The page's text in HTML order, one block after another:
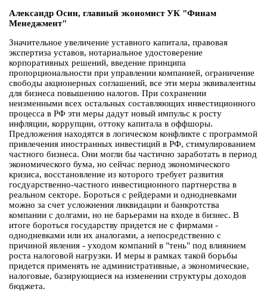
Александр Осин, главный экономист УК "Финам
Менеджмент"
Значительное увеличение уставного капитала, правовая
экспертиза уставов, нотариальное удостоверение
корпоративных решений, введение принципа
пропорциональности при управлении компанией, ограничение
свободы акционерных соглашений, все эти меры эквивалентны
для бизнеса повышению налогов. При сохранении
неизменными всех остальных составляющих инвестиционного
процесса в РФ эти меры дадут новый импульс к росту
инфляции, коррупции, оттоку капитала в оффшоры.
Предложения находятся в логическом конфликте с программой
привлечения иностранных инвестиций в РФ, стимулированием
частного бизнеса. Они могли бы частично заработать в период
экономического бума, но сейчас период экономического
кризиса, восстановление из которого требует развития
госдуарственно-частного инвестиционного партнерства в
реальном секторе. Бороться с рейдерами и однодневками
можно за счет усложнения ликвидации и банкротства
компании с долгами, но не барьерами на входе в бизнес. В
итоге бороться государству придется не с фирмами -
однодневками или их аналогами, а непосредственно с
причиной явления - уходом компаний в "тень" под влиянием
роста налоговой нагрузки. И меры в рамках такой борьбы
придется применять не административные, а экономические,
налоговые, базирующиеся на изменении структуры доходов
бюджета.